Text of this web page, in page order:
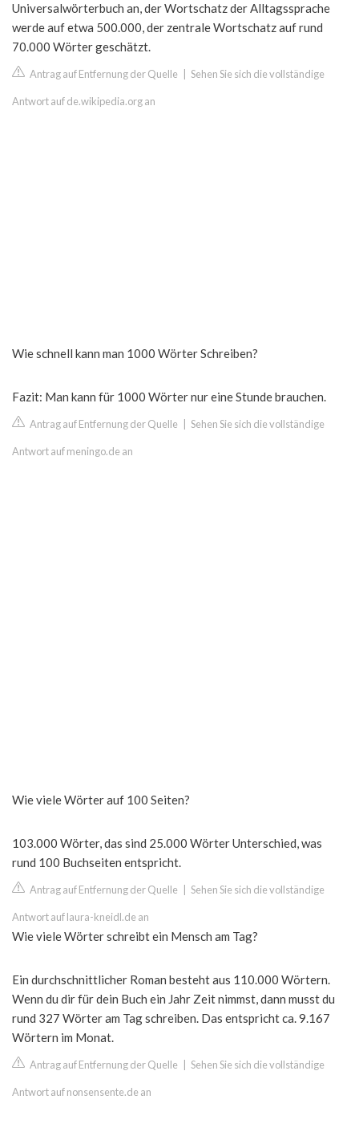
Universalwörterbuch an, der Wortschatz der Alltagssprache
werde auf etwa 500.000, der zentrale Wortschatz auf rund
70.000 Wörter geschätzt.
Antrag auf Entfernung der Quelle Sehen Sie sich die vollständige
Antwort auf de.wikipedia.org an
Wie schnell kann man 1000 Wörter Schreiben?
Fazit: Man kann für 1000 Wörter nur eine Stunde brauchen.
Antrag auf Entfernung der Quelle Sehen Sie sich die vollständige
Antwort auf meningo.de an
Wie viele Wörter auf 100 Seiten?
103.000 Wörter, das sind 25.000 Wörter Unterschied, was
rund 100 Buchseiten entspricht.
Antrag auf Entfernung der Quelle Sehen Sie sich die vollständige
Antwort auf laura-kneidl.de an
Wie viele Wörter schreibt ein Mensch am Tag?
Ein durchschnittlicher Roman besteht aus 110.000 Wörtern.
Wenn du dir für dein Buch ein Jahr Zeit nimmst, dann musst du
rund 327 Wörter am Tag schreiben. Das entspricht ca. 9.167
Wörtern im Monat.
Antrag auf Entfernung der Quelle Sehen Sie sich die vollständige
Antwort auf nonsensente.de an